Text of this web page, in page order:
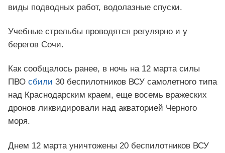
виды подводных работ, водолазные спуски.
Учебные стрельбы проводятся регулярно и у
берегов Сочи.
Как сообщалось ранее, в ночь на 12 марта силы
ПВО сбили 30 беспилотников ВСУ самолетного типа
над Краснодарским краем, еще восемь вражеских
дронов ликвидировали над акваторией Черного
моря.
Днем 12 марта уничтожены 20 беспилотников ВСУ